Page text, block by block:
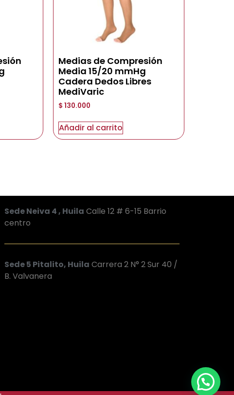
Medias de Compresión
Media 15/20 mmHg
Cadera Dedos Libres
MediVaric
$ 130.000
Añadir al carrito
Sede Neiva 4 , Huila Calle 12 # 6-15 Barrio
centro
Sede 5 Pitalito, Huila Carrera 2 N° 2 Sur 40 /
B. Valvanera